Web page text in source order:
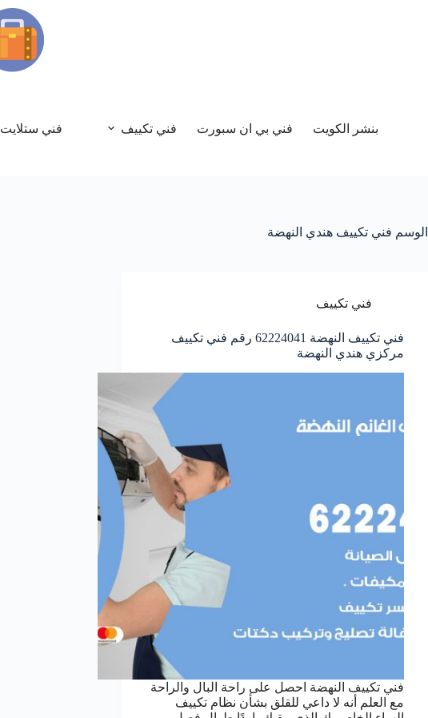
بنشر الكويت فني بي ان سبورت فني تكييف فني ستلايت
الوسم فني تكييف هندي النهضة
فني تكييف
فني تكييف النهضة 62224041 رقم فني تكييف
مركزي هندي النهضة
فني تكييف النهضة احصل على راحة البال والراحة
مع العلم أنه لا داعي للقلق بشأن نظام تكييف